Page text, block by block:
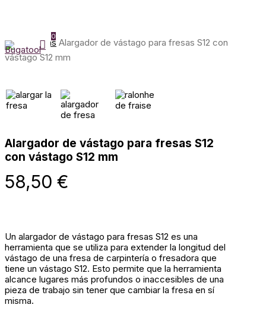
content
0
Menu
Inicio Fresas Alargador de vástago para fresas S12 con
vástago S12 mm
Alargador de vástago para fresas S12
con vástago S12 mm
58,50 €
Un alargador de vástago para fresas S12 es una
herramienta que se utiliza para extender la longitud del
vástago de una fresa de carpintería o fresadora que
tiene un vástago S12. Esto permite que la herramienta
alcance lugares más profundos o inaccesibles de una
pieza de trabajo sin tener que cambiar la fresa en sí
misma.